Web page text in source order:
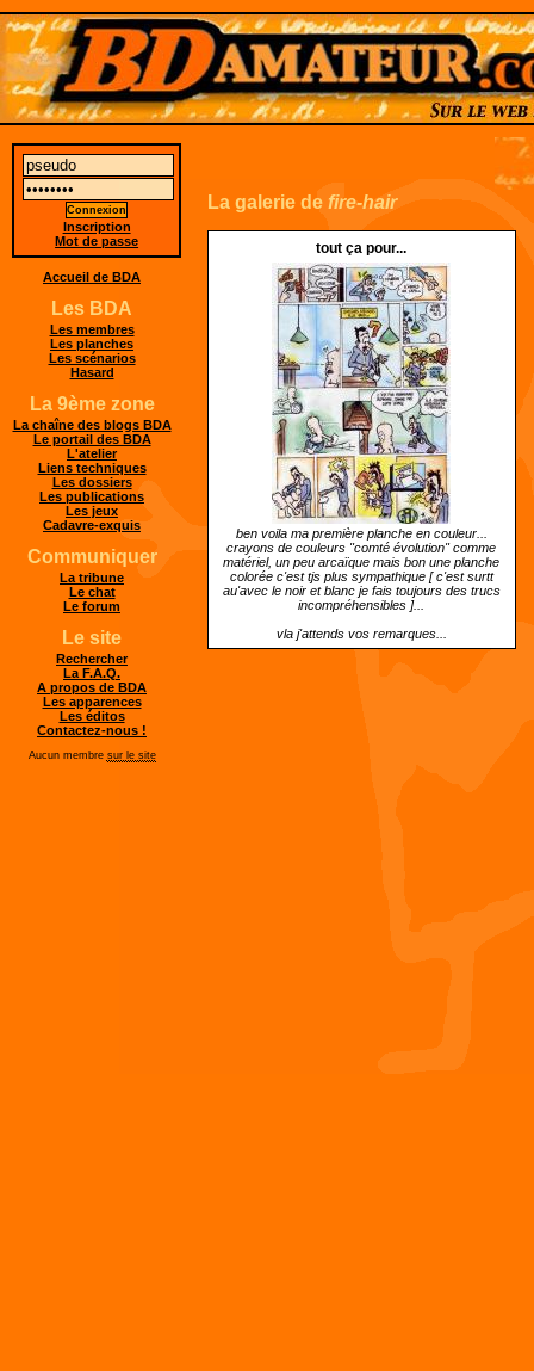
La galerie de fire-hair
tout ça pour...
ben voila ma première planche en couleur...
crayons de couleurs "comté évolution" comme
matériel, un peu arcaïque mais bon une planche
colorée c'est tjs plus sympathique [ c'est surtt
au'avec le noir et blanc je fais toujours des trucs
incompréhensibles ]...
vla j'attends vos remarques...
Inscription
Mot de passe
Accueil de BDA
Les BDA
Les membres
Les planches
Les scénarios
Hasard
La 9ème zone
La chaîne des blogs BDA
Le portail des BDA
L'atelier
Liens techniques
Les dossiers
Les publications
Les jeux
Cadavre-exquis
Communiquer
La tribune
Le chat
Le forum
Le site
Rechercher
La F.A.Q.
A propos de BDA
Les apparences
Les éditos
Contactez-nous !
Aucun membre sur le site